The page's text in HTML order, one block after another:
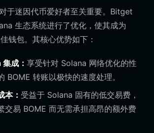
于迷因代币爱好者至关重要。Bitget
生态系统进行了优化，使其成为
钱包。其核心优势如下：
成： 享受针对 Solana 网络优化的性
BOME 转账以极快的速度处理。
本： 受益于 Solana 固有的低交易费，
交易 BOME 而无需承担高昂的额外费